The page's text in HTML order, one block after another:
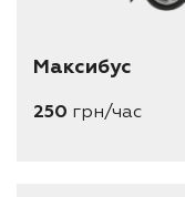
Максибус
250 грн/час